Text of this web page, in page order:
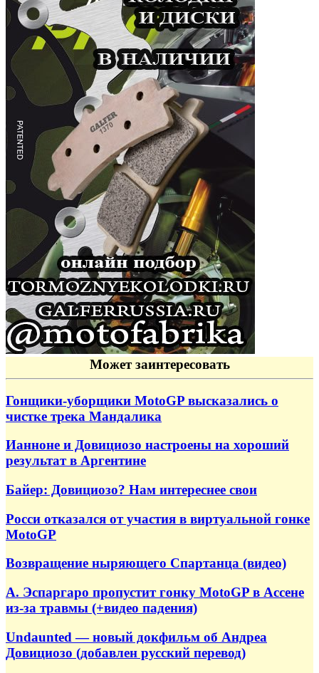
Может заинтересовать
Гонщики-уборщики MotoGP высказались о
чистке трека Мандалика
Ианноне и Довициозо настроены на хороший
результат в Аргентине
Байер: Довициозо? Нам интереснее свои
Росси отказался от участия в виртуальной гонке
MotoGP
Возвращение ныряющего Спартанца (видео)
А. Эспаргаро пропустит гонку MotoGP в Ассене
из-за травмы (+видео падения)
Undaunted — новый докфильм об Андреа
Довициозо (добавлен русский перевод)